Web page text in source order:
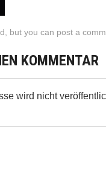
but you can post a
KOMMENTAR
wird nicht